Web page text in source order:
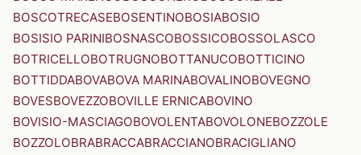
BOSCOTRECASEBOSENTINOBOSIABOSIO
BOSISIO PARINIBOSNASCOBOSSICOBOSSOLASCO
BOTRICELLOBOTRUGNOBOTTANUCOBOTTICINO
BOTTIDDABOVABOVA MARINABOVALINOBOVEGNO
BOVESBOVEZZOBOVILLE ERNICABOVINO
BOVISIO-MASCIAGOBOVOLENTABOVOLONEBOZZOLE
BOZZOLOBRABRACCABRACCIANOBRACIGLIANO